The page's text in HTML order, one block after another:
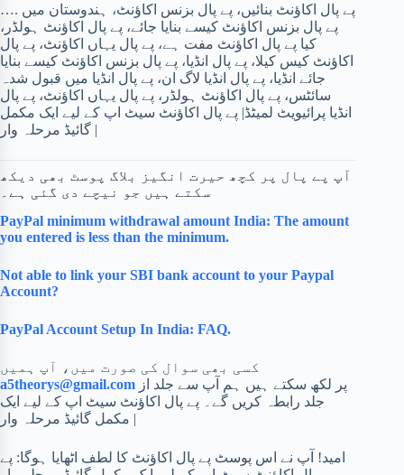
…. پے پال اکاؤنٹ بنائیں، پے پال بزنس اکاؤنٹ، ہندوستان میں
پے پال بزنس اکاؤنٹ کیسے بنایا جائے، پے پال اکاؤنٹ ہولڈر،
کیا پے پال اکاؤنٹ مفت ہے، پے پال یہاں اکاؤنٹ، پے پال
اکاؤنٹ کیس کیلا، پے پال انڈیا، پے پال بزنس اکاؤنٹ کیسے بنایا
جائے انڈیا، پے پال انڈیا لاگ ان، پے پال انڈیا میں قبول شدہ
سائٹس، پے پال اکاؤنٹ ہولڈر، پے پال یہاں اکاؤنٹ، پے پال
انڈیا پرائیویٹ لمیٹڈ| پے پال اکاؤنٹ سیٹ اپ کے لیے ایک مکمل
گائیڈ مرحلہ وار |
آپ پے پال پر کچھ حیرت انگیز بلاگ پوسٹ بھی دیکھ
سکتے ہیں جو نیچے دی گئی ہے۔
PayPal minimum withdrawal amount India: The amount
you entered is less than the minimum.
Not able to link your SBI bank account to your Paypal
Account?
PayPal Account Setup In India: FAQ.
کسی بھی سوال کی صورت میں، آپ ہمیں
a5theorys@gmail.com
جلد رابطہ کریں گے۔ پے پال اکاؤنٹ سیٹ اپ کے لیے ایک
امید! آپ نے اس پوسٹ پے پال اکاؤنٹ کا لطف اٹھایا ہوگا: پے